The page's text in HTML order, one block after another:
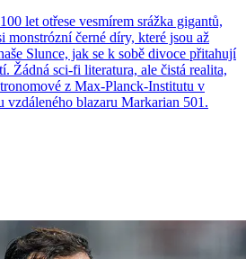
let otřese vesmírem srážka gigantů,
monstrózní černé díry, které jsou až
Slunce, jak se k sobě divoce přitahují
Žádná sci-fi literatura, ale čistá realita,
z Max-Planck-Institutu v
blazaru Markarian 501.